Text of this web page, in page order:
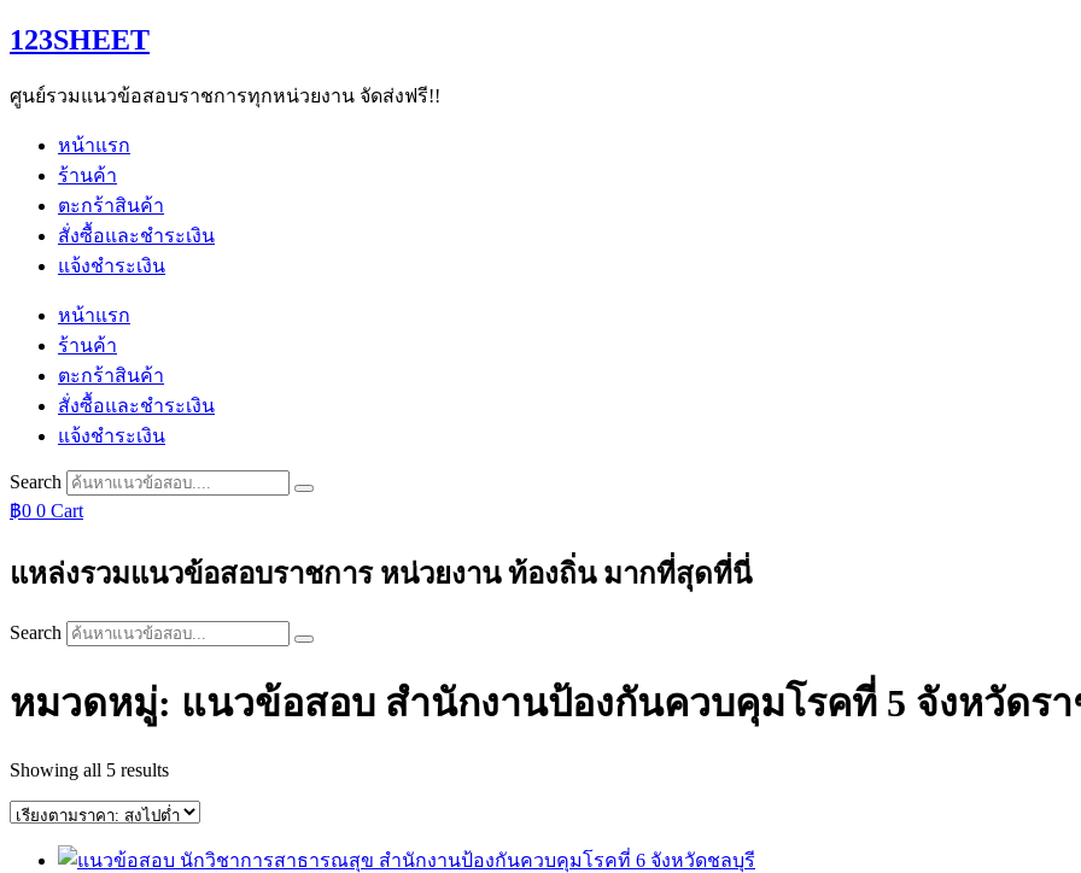
Skip
to
123SHEET
ศูนย์รวมแนวข้อสอบราชการทุกหน่วยงาน จัดส่งฟรี!!
หน้าแรก
ร้านค้า
ตะกร้าสินค้า
สั่งซื้อและชำระเงิน
แจ้งชำระเงิน
หน้าแรก
ร้านค้า
ตะกร้าสินค้า
สั่งซื้อและชำระเงิน
แจ้งชำระเงิน
Search
฿0 0 Cart
แหล่งรวมแนวข้อสอบราชการ หน่วยงาน ท้องถิ่น มากที่สุดที่นี่
Search
หมวดหมู่: แนวข้อสอบ สํานักงานป้องกันควบคุมโรคที่ 5 จังหวัดร
Showing all 5 resultsSorted
price:
to